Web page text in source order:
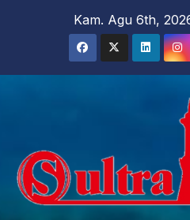
Kam. Agu 6th,